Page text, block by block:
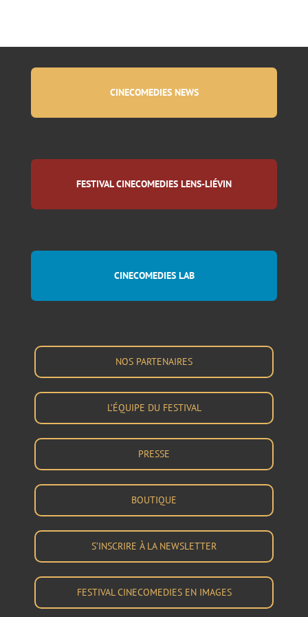
CINECOMEDIES NEWS
FESTIVAL CINECOMEDIES LENS-LIÉVIN
CINECOMEDIES LAB
NOS PARTENAIRES
L’ÉQUIPE DU FESTIVAL
PRESSE
BOUTIQUE
S’INSCRIRE À LA NEWSLETTER
FESTIVAL CINECOMEDIES EN IMAGES